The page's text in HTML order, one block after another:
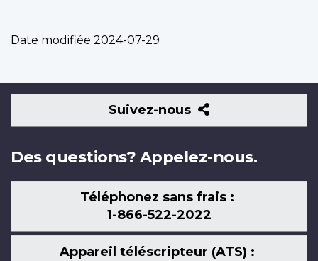
Date modifiée 2024-07-29
Suivez-nous
Suivez-
nous
Des questions? Appelez-nous.
Téléphonez sans frais :
1-866-522-2022
Appareil téléscripteur (ATS) :